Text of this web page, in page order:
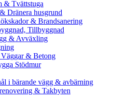
& Tvättstuga
Dränera husgrund
& Brandsanering
Tillbyggnad
& Avväxling
& Betong
Stödmur
i bärande vägg & avbärning
& Takbyten